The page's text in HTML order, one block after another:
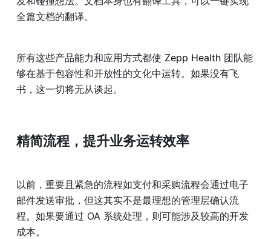
全篇文档的翻译。
所有这些产品能力和应用方式都使 Zepp Health 团队能
够在基于包容性和开放性的文化中运转。如果没有飞
书，这一切将无从谈起。
精简流程，提升业务运转效率
以前，重要且紧急的流程如支付和采购流程会通过电子
邮件发送审批，但这其实不是最理想的管理层确认流
程。如果要通过 OA 系统处理，则可能涉及较高的开发
成本。